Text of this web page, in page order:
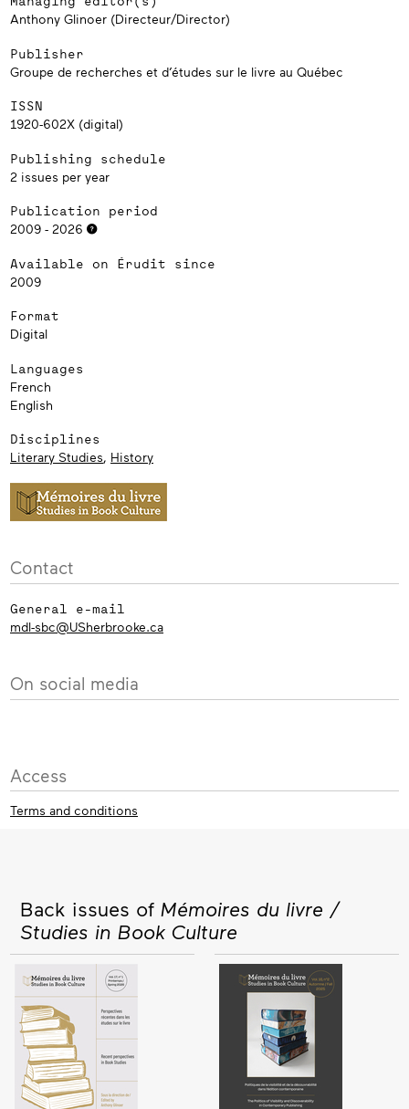
Anthony Glinoer (Directeur/Director)
Publisher
Groupe de recherches et d’études sur le livre au Québec
ISSN
1920-602X (digital)
Publishing schedule
2 issues per year
Publication period
2009 - 2026
Available on Érudit since
2009
Format
Digital
Languages
French
English
Disciplines
Literary Studies, History
Contact
General e-mail
mdl-sbc@USherbrooke.ca
On social media
Access
Terms and conditions
Back issues of Mémoires du livre /
Studies in Book Culture